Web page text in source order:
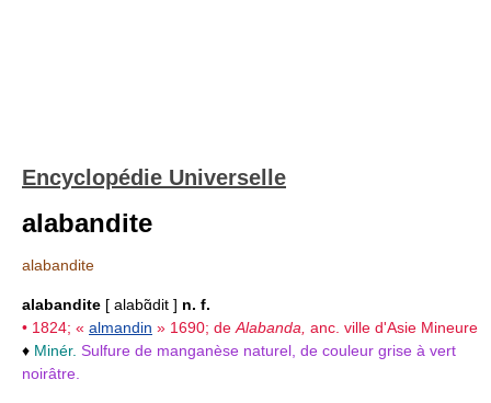
Encyclopédie Universelle
alabandite
alabandite
alabandite [ alabɑ̃dit ] n. f.
• 1824; « almandin » 1690; de Alabanda, anc. ville d'Asie Mineure
♦ Minér. Sulfure de manganèse naturel, de couleur grise à vert
noirâtre.